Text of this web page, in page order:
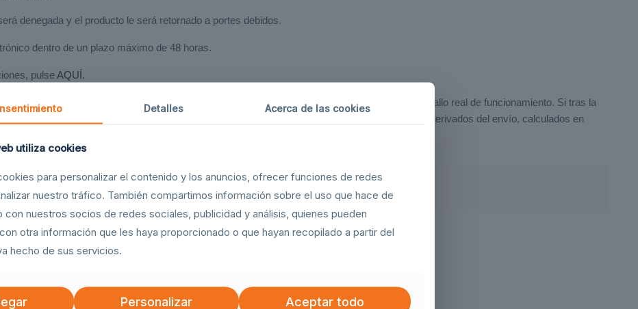
denegada y el producto le será retornado a portes debidos.
dentro de un plazo máximo de 48 horas.
pulseAQUÍ .
adquiridos con envío gratuito, el reembolso íntegro solo se aplicará si el producto presenta un fallo real de funcionamiento. Si tras la
se descontarán del importe a reembolsar los gastos administrativos y logísticos derivados del envío, calculados en
utilizados para el transporte.
Detalles Acerca de las cookies
utiliza cookies
para personalizar el contenido y los anuncios, ofrecer funciones de redes
nuestro tráfico. También compartimos información sobre el uso que hace de
con nuestros socios de redes sociales, publicidad y análisis, quienes pueden
otra información que les haya proporcionado o que hayan recopilado a partir del
hecho de sus servicios.
Personalizar Aceptar todo